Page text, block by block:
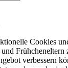
Cookies
Frühcheneltern
verbessern